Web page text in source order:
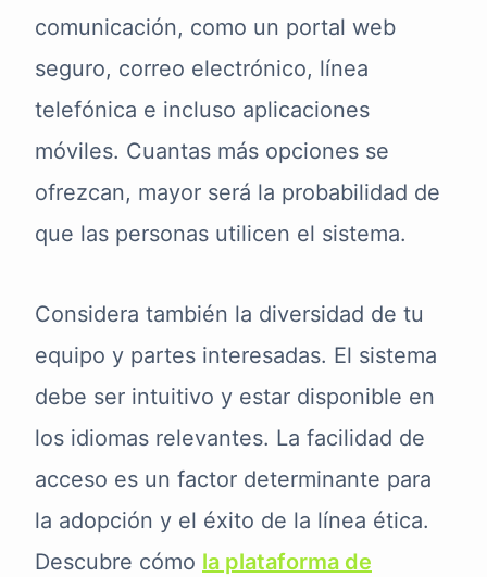
comunicación, como un portal web
seguro, correo electrónico, línea
telefónica e incluso aplicaciones
móviles. Cuantas más opciones se
ofrezcan, mayor será la probabilidad de
que las personas utilicen el sistema.
Considera también la diversidad de tu
equipo y partes interesadas. El sistema
debe ser intuitivo y estar disponible en
los idiomas relevantes. La facilidad de
acceso es un factor determinante para
la adopción y el éxito de la línea ética.
Descubre cómo la plataforma de